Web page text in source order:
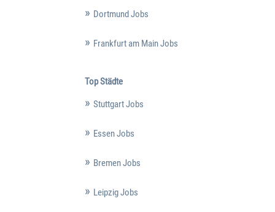
Dortmund Jobs
Frankfurt am Main Jobs
Top Städte
Stuttgart Jobs
Essen Jobs
Bremen Jobs
Leipzig Jobs